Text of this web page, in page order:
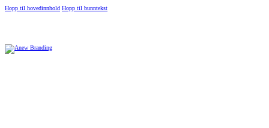
Hopp til hovedinnhold Hopp til bunntekst